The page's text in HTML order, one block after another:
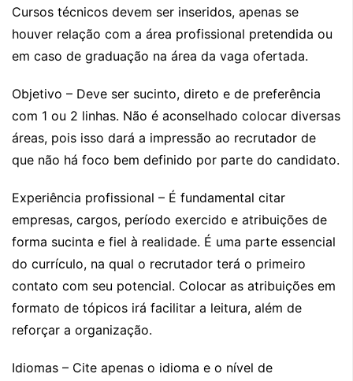
Cursos técnicos devem ser inseridos, apenas se
houver relação com a área profissional pretendida ou
em caso de graduação na área da vaga ofertada.
Objetivo – Deve ser sucinto, direto e de preferência
com 1 ou 2 linhas. Não é aconselhado colocar diversas
áreas, pois isso dará a impressão ao recrutador de
que não há foco bem definido por parte do candidato.
Experiência profissional – É fundamental citar
empresas, cargos, período exercido e atribuições de
forma sucinta e fiel à realidade. É uma parte essencial
do currículo, na qual o recrutador terá o primeiro
contato com seu potencial. Colocar as atribuições em
formato de tópicos irá facilitar a leitura, além de
reforçar a organização.
Idiomas – Cite apenas o idioma e o nível de